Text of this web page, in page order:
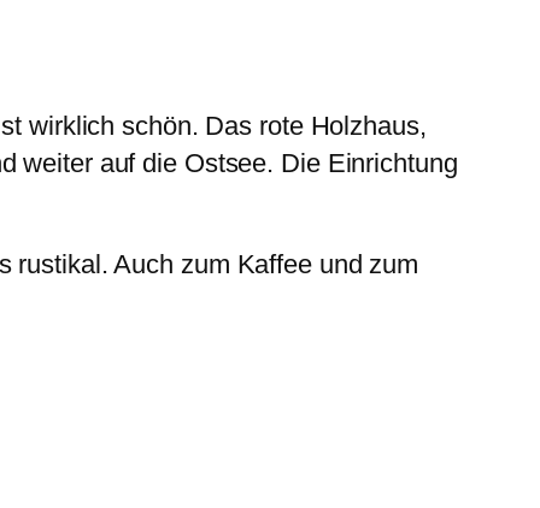
wirklich schön. Das rote Holzhaus,
weiter auf die Ostsee. Die Einrichtung
rustikal. Auch zum Kaffee und zum